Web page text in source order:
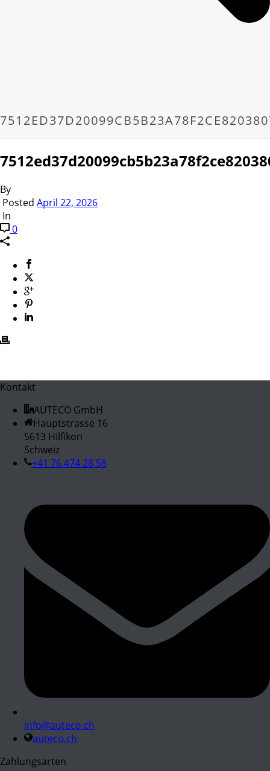
By
Posted April 22, 2026
In
0
Kontakt
AUTECO GmbH
Hauptstrasse 16
5613 Hilfikon
Schweiz
+41 76 474 28 58
info@auteco.ch
auteco.ch
Zahlungsarten